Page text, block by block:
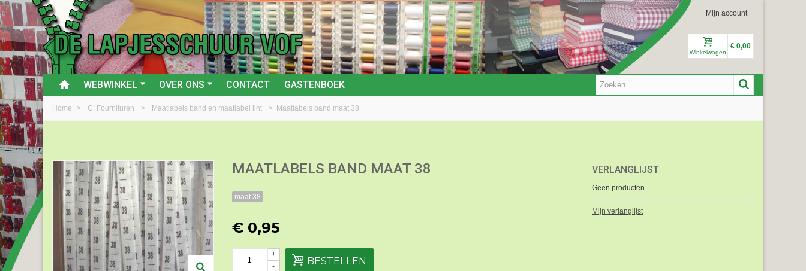
Mijn account
Winkelwagen
€ 0,00
WEBWINKEL OVER ONS CONTACT GASTENBOEK
Home > C: Fournituren > Maatlabels band en maatlabel lint > Maatlabels band maat 38
MAATLABELS BAND MAAT 38
maat 38
€ 0,95
-
+
BESTELLEN
VERLANGLIJST
Geen producten
Mijn verlanglijst